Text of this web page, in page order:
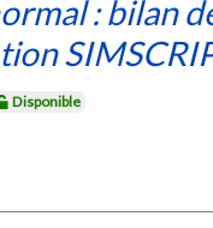
: bilan
Disponible